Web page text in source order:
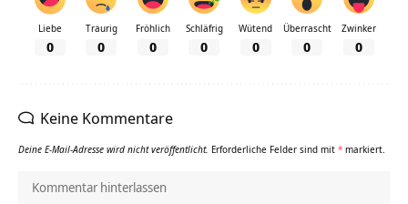
Liebe
0
Traurig
0
Fröhlich
0
Schläfrig
0
Wütend
0
Überrascht
0
Zwinker
0
Keine Kommentare
Deine E-Mail-Adresse wird nicht veröffentlicht. Erforderliche Felder sind mit * markiert.